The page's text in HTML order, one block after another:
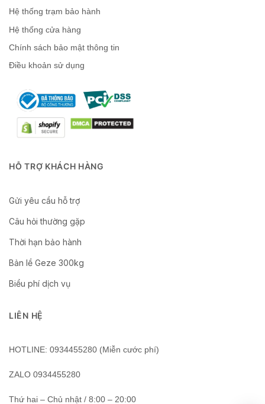
Hệ thống trạm bảo hành
Hệ thống cửa hàng
Chính sách bảo mật thông tin
Điều khoản sử dụng
HỖ TRỢ KHÁCH HÀNG
Gửi yêu cầu hỗ trợ
Câu hỏi thường gặp
Thời hạn bảo hành
Bản lề Geze 300kg
Biểu phí dịch vụ
LIÊN HỆ
HOTLINE: 0934455280 (Miễn cước phí)
ZALO 0934455280
Thứ hai – Chủ nhật / 8:00 – 20:00